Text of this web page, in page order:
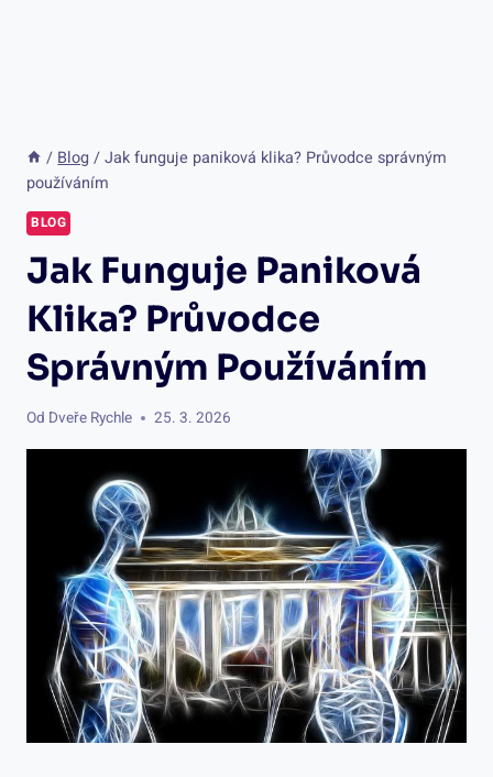
/ Blog / Jak funguje paniková klika? Průvodce správným
používáním
BLOG
Jak Funguje Paniková
Klika? Průvodce
Správným Používáním
Od Dveře Rychle 25. 3. 2026